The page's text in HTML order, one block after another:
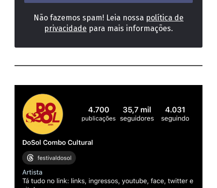
Não fazemos spam! Leia nossa política de
privacidade para mais informações.